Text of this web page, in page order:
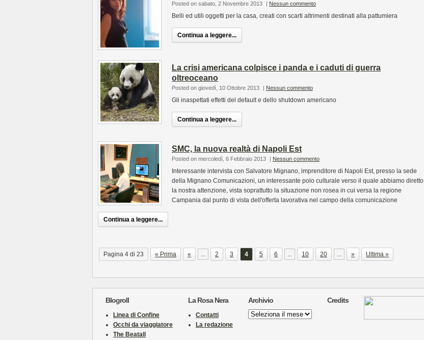
Posted on sabato, 2 Novembre 2013 | Nessun commento
Belli ed utili oggetti per la casa, creati con scarti altrimenti destinati alla pattumiera
Continua a leggere...
La crisi americana colpisce i panda e i caduti di guerra
oltreoceano
Posted on giovedì, 10 Ottobre 2013 | Nessun commento
Gli inaspettati effetti del default e dello shutdown americano
Continua a leggere...
SMC, la nuova realtà di Napoli Est
Posted on mercoledì, 6 Febbraio 2013 | Nessun commento
Interessante intervista con Salvatore Mignano, imprenditore di Napoli Est, presso la sede
della Mignano Comunicazioni, un interessante polo culturale verso il quale abbiamo diretto
la nostra attenzione, vista soprattutto la situazione non rosea in cui versa la regione
Campania dal punto di vista dell'offerta lavorativa nel campo della comunicazione
Continua a leggere...
Pagina 4 di 23 « Prima « ... 2 3 4 5 6 ... 10 20 ... » Ultima »
Blogroll
Linea di Confine
Occhi da viaggiatore
The Beatall
La Rosa Nera
Contatti
La redazione
Archivio
Archivio
Credits